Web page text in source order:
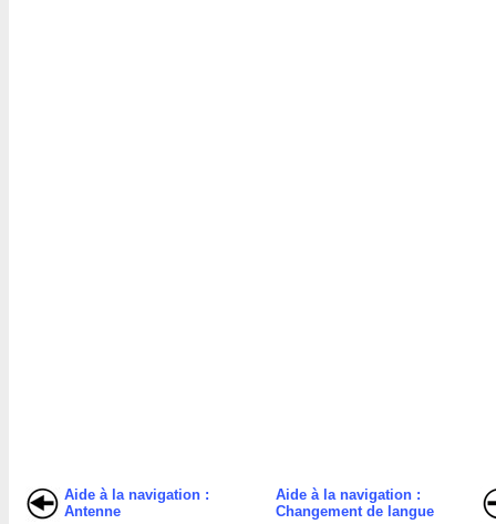
Aide à la navigation :
Antenne
Aide à la navigation :
Changement de langue